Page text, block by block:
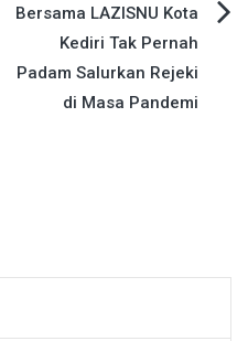
Bersama LAZISNU Kota
Kediri Tak Pernah
Padam Salurkan Rejeki
di Masa Pandemi